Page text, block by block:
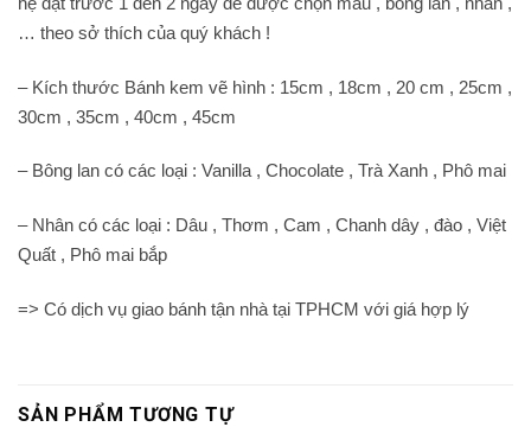
… theo sở thích của quý khách !
– Kích thước Bánh kem vẽ hình : 15cm , 18cm , 20 cm , 25cm ,
30cm , 35cm , 40cm , 45cm
– Bông lan có các loại : Vanilla , Chocolate , Trà Xanh , Phô mai
– Nhân có các loại : Dâu , Thơm , Cam , Chanh dây , đào , Việt
Quất , Phô mai bắp
=> Có dịch vụ giao bánh tận nhà tại TPHCM với giá hợp lý
SẢN PHẨM TƯƠNG TỰ